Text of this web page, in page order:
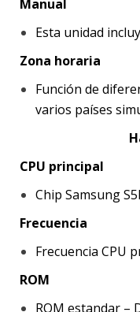
Manual
Esta unidad
Zona horaria
Función de
varios países
CPU principal
Chip Samsung
Frecuencia
Frecuencia CPU
ROM
ROM estandar –